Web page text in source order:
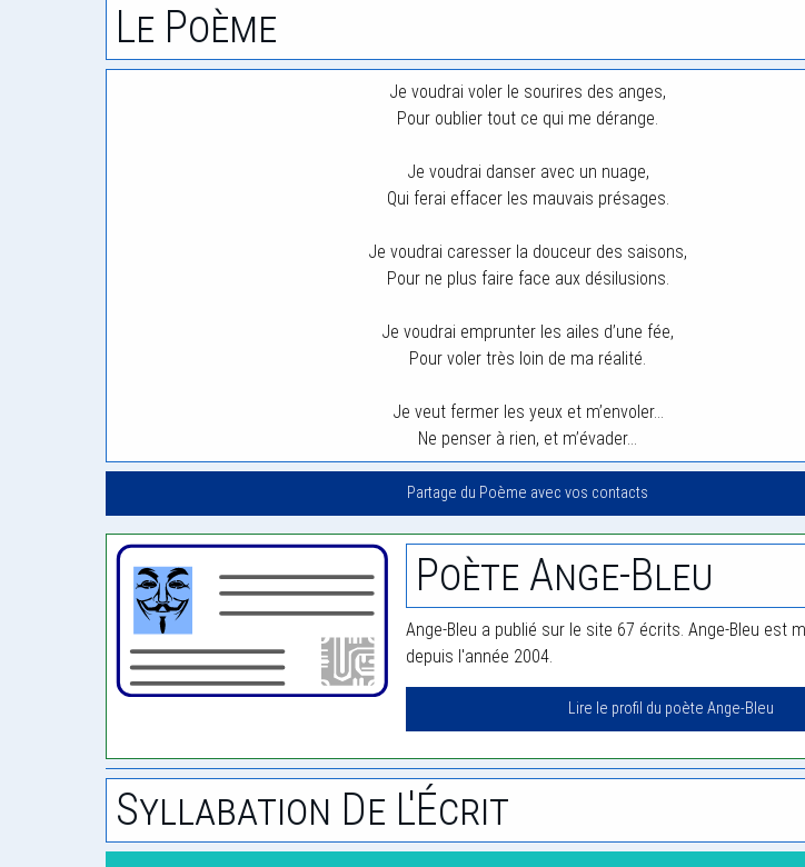
Le Poème
Je voudrai voler le sourires des anges,
Pour oublier tout ce qui me dérange.
Je voudrai danser avec un nuage,
Qui ferai effacer les mauvais présages.
Je voudrai caresser la douceur des saisons,
Pour ne plus faire face aux désilusions.
Je voudrai emprunter les ailes d’une fée,
Pour voler très loin de ma réalité.
Je veut fermer les yeux et m’envoler…
Ne penser à rien, et m’évader…
Partage du Poème avec vos contacts
Poète Ange-Bleu
Ange-Bleu a publié sur le site 67 écrits. Ange-Bleu est
depuis l'année 2004.
Lire le profil du poète Ange-Bleu
Syllabation De L'Écrit